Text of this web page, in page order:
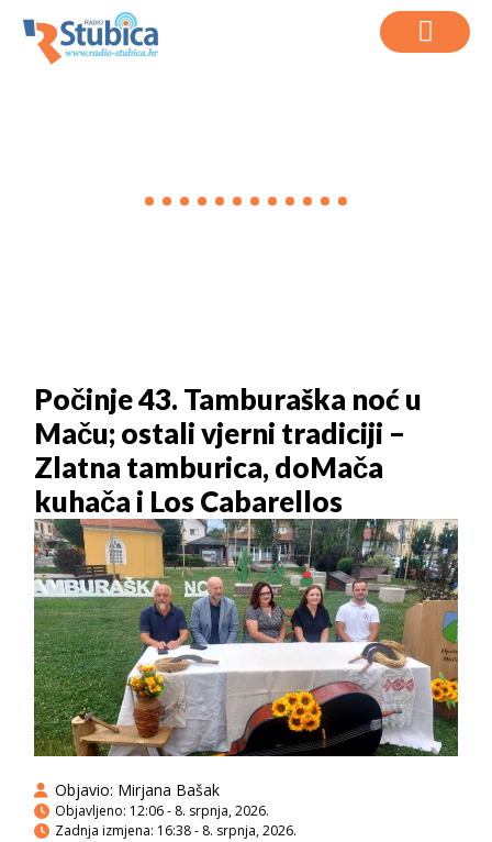
Počinje 43. Tamburaška noć u
Maču; ostali vjerni tradiciji –
Zlatna tamburica, doMača
kuhača i Los Cabarellos
Objavio: Mirjana Bašak
Objavljeno: 12:06 - 8. srpnja, 2026.
Zadnja izmjena: 16:38 - 8. srpnja, 2026.